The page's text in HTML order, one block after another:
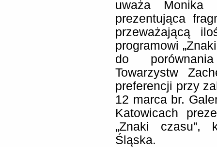
uważa Monika
prezentująca
przeważającą
programowi
do
Towarzystw
preferencji przy
12 marca br.
Katowicach
„Znaki czasu”,
Śląska.